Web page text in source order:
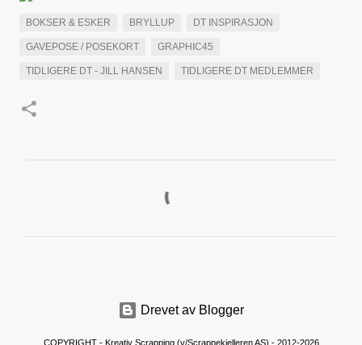
BOKSER & ESKER BRYLLUP DT INSPIRASJON
GAVEPOSE / POSEKORT GRAPHIC45
TIDLIGERE DT - JILL HANSEN TIDLIGERE DT MEDLEMMER
Drevet av Blogger
COPYRIGHT - Kreativ Scrapping (v/Scrappekjelleren AS) - 2012-2026